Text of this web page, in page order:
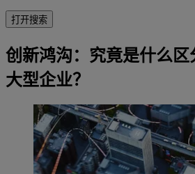
打开搜索
创新鸿沟：究竟是什么区
大型企业？